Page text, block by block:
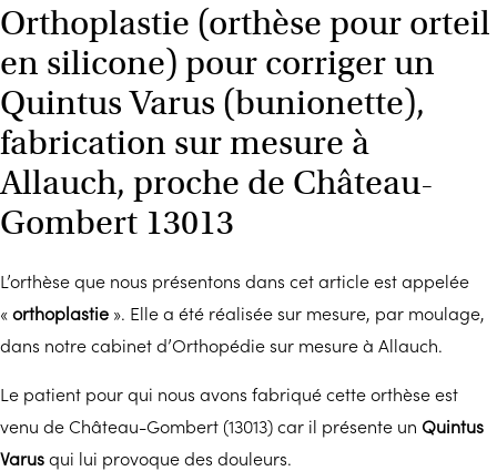
Orthoplastie (orthèse pour orteil
en silicone) pour corriger un
Quintus Varus (bunionette),
fabrication sur mesure à
Allauch, proche de Château-
Gombert 13013
L’orthèse que nous présentons dans cet article est appelée
«orthoplastie ». Elle a été réalisée sur mesure, par moulage,
dans notre cabinet d’Orthopédie sur mesure à Allauch.
Le patient pour qui nous avons fabriqué cette orthèse est
venu de Château-Gombert (13013) car il présente un Quintus
Varusqui lui provoque des douleurs.